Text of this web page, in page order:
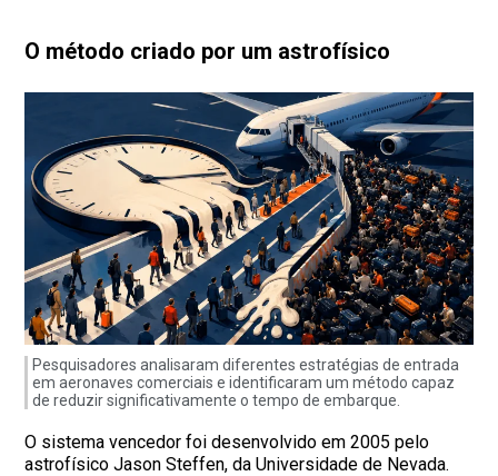
O método criado por um astrofísico
Pesquisadores analisaram diferentes estratégias de entrada
em aeronaves comerciais e identificaram um método capaz
de reduzir significativamente o tempo de embarque.
O sistema vencedor foi desenvolvido em 2005 pelo
astrofísico Jason Steffen, da Universidade de Nevada.